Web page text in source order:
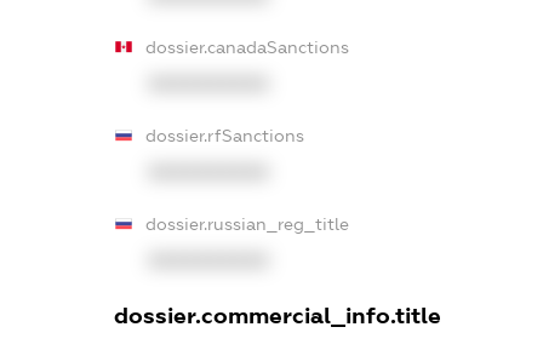
dossier.canadaSanctions
dossier.rfSanctions
dossier.russian_reg_title
dossier.commercial_info.title